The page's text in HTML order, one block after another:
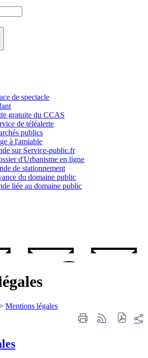
de spectacle
gratuite du CCAS
de téléalerte
publics
à l'amiable
sur Service-public.fr
d'Urbanisme en ligne
de stationnement
du domaine public
liée au domaine public
Mentions légales
ImprimerGénérer
sur